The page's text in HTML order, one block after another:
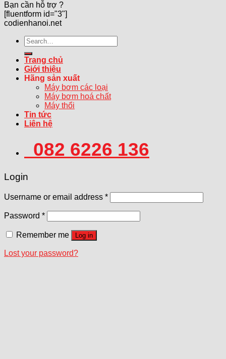
Bạn cần hỗ trợ ?
[fluentform id="3"]
codienhanoi.net
Search
for:
Trang chủ
Giới thiệu
Hãng sản xuất
Máy bơm các loại
Máy bơm hoá chất
Máy thổi
Tin tức
Liên hệ
082 6226 136
Login
Username or email address *
Password *
Remember me Log in
Lost your password?